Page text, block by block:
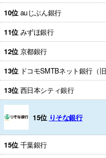
10位 auじぶん銀行
11位 みずほ銀行
12位 京都銀行
13位 ドコモSMTBネット銀行（
13位 西日本シティ銀行
15位 りそな銀行
15位 千葉銀行